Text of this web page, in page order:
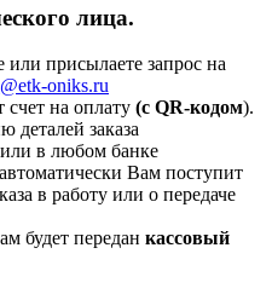
лица.
или присылаете запрос на
oniks.ru
на оплату (с QR-кодом).
деталей заказа
или в любом банке
Вам поступит
в работу или о передаче
будет передан кассовый